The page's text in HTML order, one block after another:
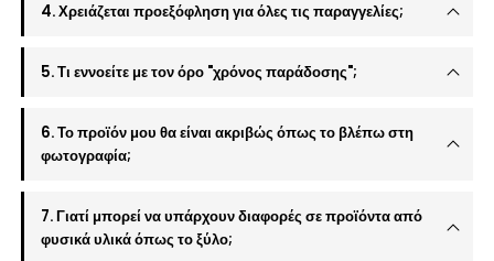
4. Χρειάζεται προεξόφληση για όλες τις παραγγελίες;
5. Τι εννοείτε με τον όρο "χρόνος παράδοσης";
6. Το προϊόν μου θα είναι ακριβώς όπως το βλέπω στη
φωτογραφία;
7. Γιατί μπορεί να υπάρχουν διαφορές σε προϊόντα από
φυσικά υλικά όπως το ξύλο;